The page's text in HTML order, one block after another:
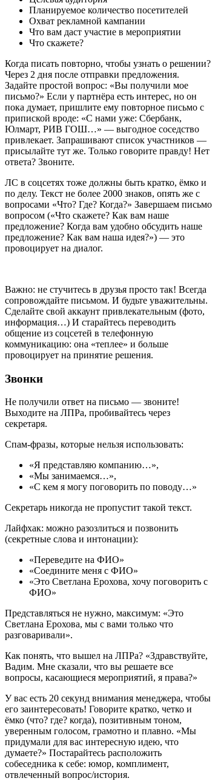
Планируемое количество посетителей
Охват рекламной кампании
Что вам даст участие в мероприятии
Что скажете?
Когда писать повторно, чтобы узнать о решении?
Через 2 дня после отправки предложения.
Задайте простой вопрос: «Вы получили мое
письмо?» Если у партнёра есть интерес, но он
пока думает, пришлите ему повторное письмо с
припиской вроде: «С нами уже: Сбербанк,
Юлмарт, РИВ ГОШ…» — выгодное соседство
привлекает. Запрашивают список участников —
присылайте тут же. Только говорите правду! Нет
ответа? Звоните.
ЛС в соцсетях тоже должны быть кратко, ёмко и
по делу. Текст не более 2000 знаков, опять же с
вопросами «Что? Где? Когда?» Завершаем письмо
вопросом («Что скажете? Как вам наше
предложение? Когда вам удобно обсудить наше
предложение? Как вам наша идея?») — это
провоцирует на диалог.
Важно: не стучитесь в друзья просто так! Всегда
сопровождайте письмом. И будьте уважительны.
Сделайте свой аккаунт привлекательным (фото,
информация…) И старайтесь переводить
общение из соцсетей в телефонную
коммуникацию: она «теплее» и больше
провоцирует на принятие решения.
Звонки
Не получили ответ на письмо — звоните!
Выходите на ЛПРа, пробивайтесь через
секретаря.
Спам-фразы, которые нельзя использовать:
«Я представляю компанию…»,
«Мы занимаемся…»,
«С кем я могу поговорить по поводу…»
Секретарь никогда не пропустит такой текст.
Лайфхак: можно разозлиться и позвонить
(секретные слова и интонации):
«Переведите на ФИО»
«Соедините меня с ФИО»
«Это Светлана Ерохова, хочу поговорить с
ФИО»
Представляться не нужно, максимум: «Это
Светлана Ерохова, мы с вами только что
разговаривали».
Как понять, что вышел на ЛПРа? «Здравствуйте,
Вадим. Мне сказали, что вы решаете все
вопросы, касающиеся мероприятий, я права?»
У вас есть 20 секунд внимания менеджера, чтобы
его заинтересовать! Говорите кратко, четко и
ёмко (что? где? когда), позитивным тоном,
уверенным голосом, грамотно и плавно. «Мы
придумали для вас интересную идею, что
думаете?» Постарайтесь расположить
собеседника к себе: юмор, комплимент,
отвлеченный вопрос/история.